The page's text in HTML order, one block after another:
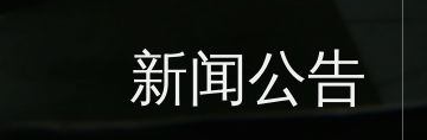
新闻公告